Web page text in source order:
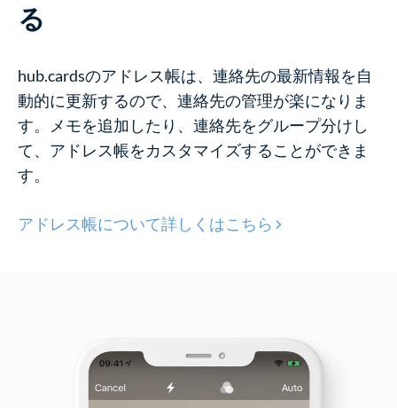
る
hub.cardsのアドレス帳は、連絡先の最新情報を自
動的に更新するので、連絡先の管理が楽になりま
す。メモを追加したり、連絡先をグループ分けし
て、アドレス帳をカスタマイズすることができま
す。
アドレス帳について詳しくはこちら